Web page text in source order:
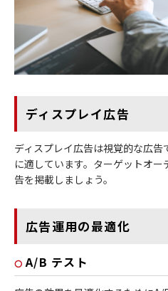
ディスプレイ広告
ディスプレイ広告は視覚的な広
に適しています。ターゲットオ
告を掲載しましょう。
広告運用の最適化
A/B テスト